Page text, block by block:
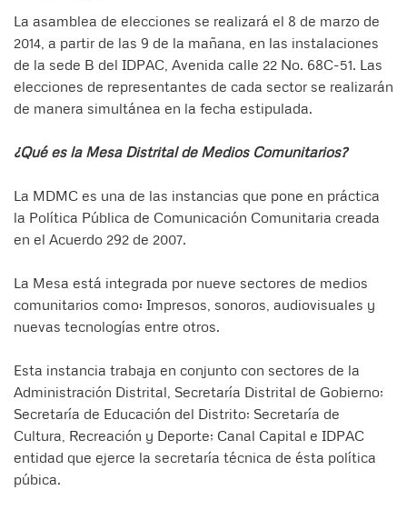
La asamblea de elecciones se realizará el 8 de marzo de
2014, a partir de las 9 de la mañana, en las instalaciones
de la sede B del IDPAC, Avenida calle 22 No. 68C-51. Las
elecciones de representantes de cada sector se realizarán
de manera simultánea en la fecha estipulada.
¿Qué es la Mesa Distrital de Medios Comunitarios?
La MDMC es una de las instancias que pone en práctica
la Política Pública de Comunicación Comunitaria creada
en el Acuerdo 292 de 2007.
La Mesa está integrada por nueve sectores de medios
comunitarios como: Impresos, sonoros, audiovisuales y
nuevas tecnologías entre otros.
Esta instancia trabaja en conjunto con sectores de la
Administración Distrital, Secretaría Distrital de Gobierno;
Secretaría de Educación del Distrito; Secretaría de
Cultura, Recreación y Deporte; Canal Capital e IDPAC
entidad que ejerce la secretaría técnica de ésta política
púbica.